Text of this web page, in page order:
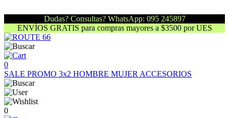
Dudas? Consultas? WhatsApp: 095 245897
ENVÍOS GRATIS para compras mayores a $3500 por UES
0
SALE PROMO 3x2 HOMBRE MUJER ACCESORIOS
0